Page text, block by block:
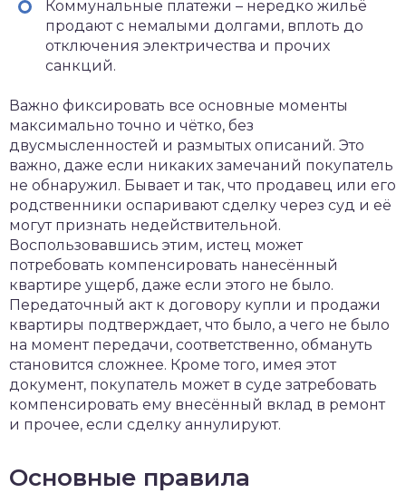
Коммунальные платежи – нередко жильё
продают с немалыми долгами, вплоть до
отключения электричества и прочих
санкций.
Важно фиксировать все основные моменты
максимально точно и чётко, без
двусмысленностей и размытых описаний. Это
важно, даже если никаких замечаний покупатель
не обнаружил. Бывает и так, что продавец или его
родственники оспаривают сделку через суд и её
могут признать недействительной.
Воспользовавшись этим, истец может
потребовать компенсировать нанесённый
квартире ущерб, даже если этого не было.
Передаточный акт к договору купли и продажи
квартиры подтверждает, что было, а чего не было
на момент передачи, соответственно, обмануть
становится сложнее. Кроме того, имея этот
документ, покупатель может в суде затребовать
компенсировать ему внесённый вклад в ремонт
и прочее, если сделку аннулируют.
Основные правила